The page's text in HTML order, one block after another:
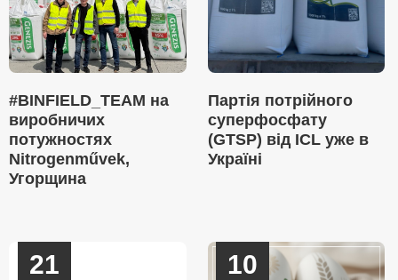
#BINFIELD_TEAM на
виробничих
потужностях
Nitrogenművek,
Угорщина
Партія потрійного
суперфосфату
(GTSP) від ICL уже в
Україні
21 10